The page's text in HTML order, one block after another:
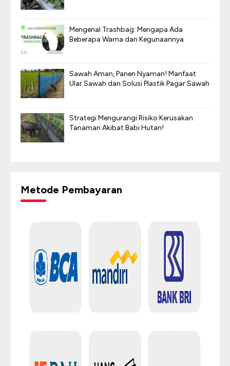
Mengenal Trashbag: Mengapa Ada
Beberapa Warna dan Kegunaannya
Sawah Aman, Panen Nyaman! Manfaat
Ular Sawah dan Solusi Plastik Pagar Sawah
Strategi Mengurangi Risiko Kerusakan
Tanaman Akibat Babi Hutan!
Metode Pembayaran